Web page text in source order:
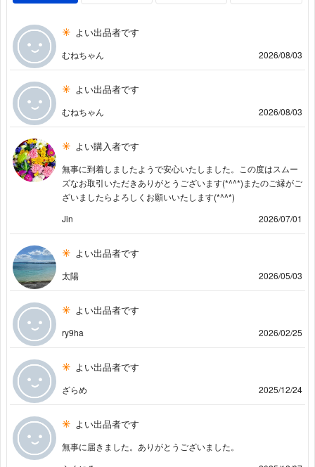
よい出品者です
むねちゃん 2026/08/03
よい出品者です
むねちゃん 2026/08/03
よい購入者です
無事に到着しましたようで安心いたしました。この度はスムー
ズなお取引いただきありがとうございます(*^^*)またのご縁がご
ざいましたらよろしくお願いいたします(*^^*)
Jin
2026/07/01
よい出品者です
太陽 2026/05/03
よい出品者です
ry9ha 2026/02/25
よい出品者です
ざらめ 2025/12/24
よい出品者です
無事に届きました。ありがとうございました。